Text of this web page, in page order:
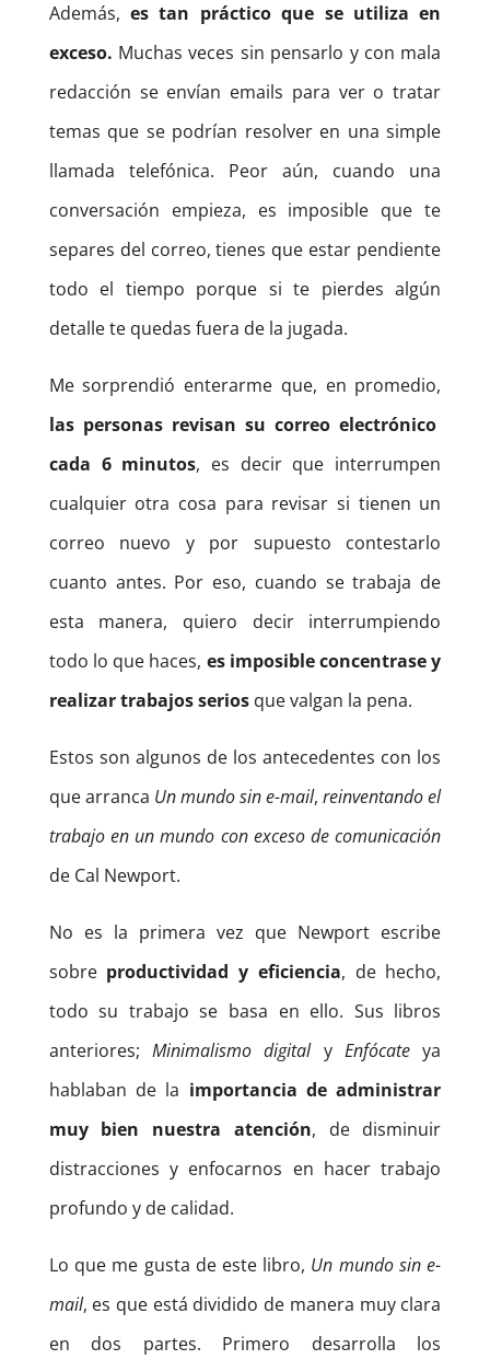
Además,es tan práctico que se utiliza en
exceso. Muchas veces sin pensarlo y con mala
redacción se envían emails para ver o tratar
temas que se podrían resolver en una simple
llamada telefónica. Peor aún, cuando una
conversación empieza, es imposible que te
separes del correo, tienes que estar pendiente
todo el tiempo porque si te pierdes algún
detalle te quedas fuera de la jugada.
Me sorprendió enterarme que, en promedio,
las personas revisan su correo electrónico
cada 6 minutos, es decir que interrumpen
cualquier otra cosa para revisar si tienen un
correo nuevo y por supuesto contestarlo
cuanto antes. Por eso, cuando se trabaja de
esta manera, quiero decir interrumpiendo
todo lo que haces, es imposible concentrase y
realizar trabajos seriosque valgan la pena.
Estos son algunos de los antecedentes con los
que arranca Un mundo sin e-mail,reinventando el
trabajo en un mundo con exceso de comunicación
de Cal Newport.
No es la primera vez que Newport escribe
sobre productividad y eficiencia, de hecho,
todo su trabajo se basa en ello. Sus libros
anteriores;Minimalismo digitaly Enfócateya
hablaban de la importancia de administrar
muy bien nuestra atención, de disminuir
distracciones y enfocarnos en hacer trabajo
profundo y de calidad.
Lo que me gusta de este libro, Un mundo sin e-
mail, es que está dividido de manera muy clara
en dos partes. Primero desarrolla los